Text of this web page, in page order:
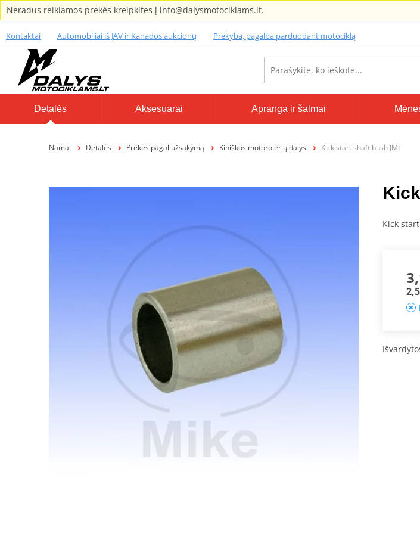
Neradus reikiamos prekės kreipkites į info@dalysmotociklams.lt.
Kontaktai Automobiliai iš JAV ir Kanados aukcionų Prekyba, pagalba parduodant motociklą
Detalės Aksesuarai Apranga ir šalmai
Namai Detalės Prekės pagal užsakymą Kiniškos motorolerių dalys Kick start shaft bush JMT
Kick